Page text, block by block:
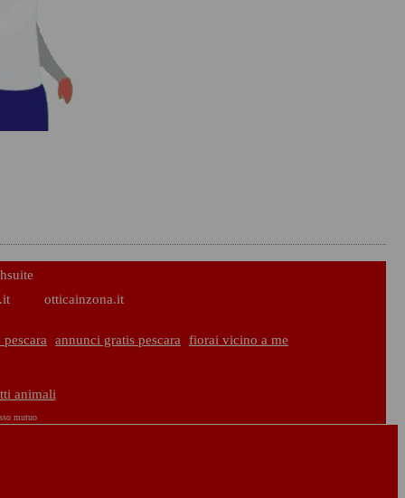
otticainzona.it
pescara annunci gratis pescara
fiorai vicino a me
animali
mutuo